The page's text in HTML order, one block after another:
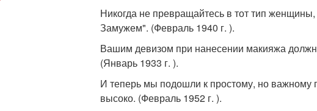
Никогда не превращайтесь в тот тип
Замужем". (Февраль 1940 г. ).
Вашим девизом при нанесении макияжа
(Январь 1933 г. ).
И теперь мы подошли к простому, но важному
высоко. (Февраль 1952 г. ).